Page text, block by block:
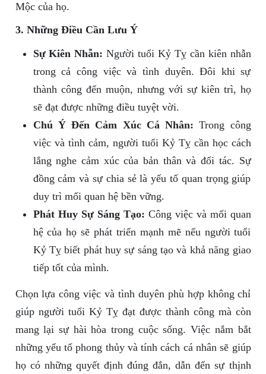
Mộc của họ.
3. Những Điều Cần Lưu Ý
Sự Kiên Nhẫn: Người tuổi Kỷ Tỵ cần kiên nhẫn
trong cả công việc và tình duyên. Đôi khi sự
thành công đến muộn, nhưng với sự kiên trì, họ
sẽ đạt được những điều tuyệt vời.
Chú Ý Đến Cảm Xúc Cá Nhân: Trong công
việc và tình cảm, người tuổi Kỷ Tỵ cần học cách
lắng nghe cảm xúc của bản thân và đối tác. Sự
đồng cảm và sự chia sẻ là yếu tố quan trọng giúp
duy trì mối quan hệ bền vững.
Phát Huy Sự Sáng Tạo: Công việc và mối quan
hệ của họ sẽ phát triển mạnh mẽ nếu người tuổi
Kỷ Tỵ biết phát huy sự sáng tạo và khả năng giao
tiếp tốt của mình.
Chọn lựa công việc và tình duyên phù hợp không chỉ
giúp người tuổi Kỷ Tỵ đạt được thành công mà còn
mang lại sự hài hòa trong cuộc sống. Việc nắm bắt
những yếu tố phong thủy và tính cách cá nhân sẽ giúp
họ có những quyết định đúng đắn, dẫn đến sự thịnh